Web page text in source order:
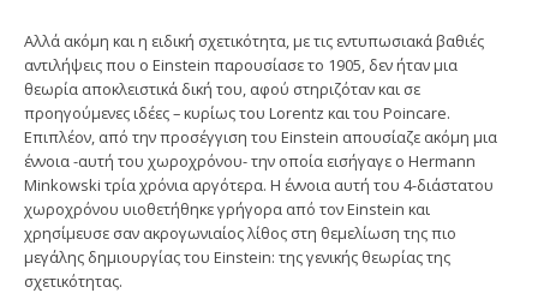
Aλλά ακόμη και η ειδική σχετικότητα, με τις εντυπωσιακά βαθιές
αντιλήψεις που ο Einstein παρουσίασε το 1905, δεν ήταν μια
θεωρία αποκλειστικά δική του, αφού στηριζόταν και σε
προηγούμενες ιδέες – κυρίως του Lorentz και του Poincare.
Eπιπλέον, από την προσέγγιση του Einstein απουσίαζε ακόμη μια
έννοια -αυτή του χωροχρόνου- την οποία εισήγαγε ο Hermann
Minkowski τρία χρόνια αργότερα. H έννοια αυτή του 4-διάστατου
χωροχρόνου υιοθετήθηκε γρήγορα από τον Einstein και
χρησίμευσε σαν ακρογωνιαίος λίθος στη θεμελίωση της πιο
μεγάλης δημιουργίας του Einstein: της γενικής θεωρίας της
σχετικότητας.